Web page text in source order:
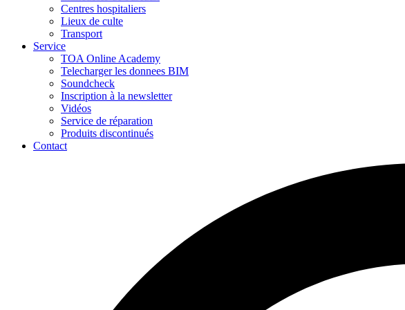
Centres hospitaliers
Lieux de culte
Transport
Service
TOA Online Academy
Telecharger les donnees BIM
Soundcheck
Inscription à la newsletter
Vidéos
Service de réparation
Produits discontinués
Contact